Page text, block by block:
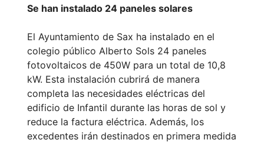
Se han instalado 24 paneles solares
El Ayuntamiento de Sax ha instalado en el
colegio público Alberto Sols 24 paneles
fotovoltaicos de 450W para un total de 10,8
kW. Esta instalación cubrirá de manera
completa las necesidades eléctricas del
edificio de Infantil durante las horas de sol y
reduce la factura eléctrica. Además, los
excedentes irán destinados en primera medida